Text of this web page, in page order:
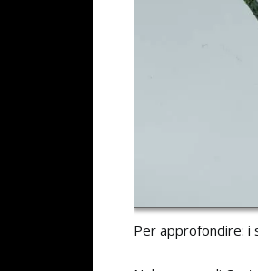
Per approfondire: i